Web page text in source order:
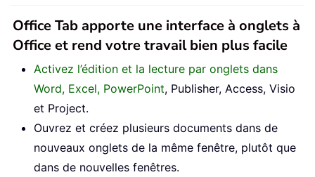
Office Tab apporte une interface à onglets à
Office et rend votre travail bien plus facile
Activez l’édition et la lecture par onglets dans
Word, Excel, PowerPoint, Publisher, Access, Visio
et Project.
Ouvrez et créez plusieurs documents dans de
nouveaux onglets de la même fenêtre, plutôt que
dans de nouvelles fenêtres.